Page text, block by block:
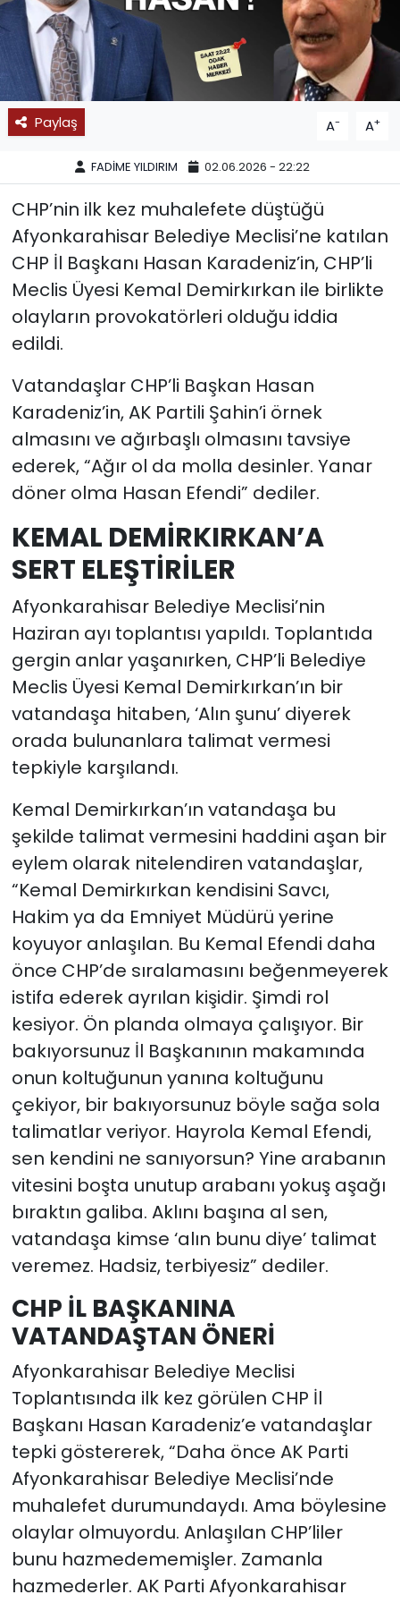
Paylaş A- A+
FADİME YILDIRIM 02.06.2026 - 22:22
CHP’nin ilk kez muhalefete düştüğü
Afyonkarahisar Belediye Meclisi’ne katılan
CHP İl Başkanı Hasan Karadeniz’in, CHP’li
Meclis Üyesi Kemal Demirkırkan ile birlikte
olayların provokatörleri olduğu iddia
edildi.
Vatandaşlar CHP’li Başkan Hasan
Karadeniz’in, AK Partili Şahin’i örnek
almasını ve ağırbaşlı olmasını tavsiye
ederek, “Ağır ol da molla desinler. Yanar
döner olma Hasan Efendi” dediler.
KEMAL DEMİRKIRKAN’A
SERT ELEŞTİRİLER
Afyonkarahisar Belediye Meclisi’nin
Haziran ayı toplantısı yapıldı. Toplantıda
gergin anlar yaşanırken, CHP’li Belediye
Meclis Üyesi Kemal Demirkırkan’ın bir
vatandaşa hitaben, ‘Alın şunu’ diyerek
orada bulunanlara talimat vermesi
tepkiyle karşılandı.
Kemal Demirkırkan’ın vatandaşa bu
şekilde talimat vermesini haddini aşan bir
eylem olarak nitelendiren vatandaşlar,
“Kemal Demirkırkan kendisini Savcı,
Hakim ya da Emniyet Müdürü yerine
koyuyor anlaşılan. Bu Kemal Efendi daha
önce CHP’de sıralamasını beğenmeyerek
istifa ederek ayrılan kişidir. Şimdi rol
kesiyor. Ön planda olmaya çalışıyor. Bir
bakıyorsunuz İl Başkanının makamında
onun koltuğunun yanına koltuğunu
çekiyor, bir bakıyorsunuz böyle sağa sola
talimatlar veriyor. Hayrola Kemal Efendi,
sen kendini ne sanıyorsun? Yine arabanın
vitesini boşta unutup arabanı yokuş aşağı
bıraktın galiba. Aklını başına al sen,
vatandaşa kimse ‘alın bunu diye’ talimat
veremez. Hadsiz, terbiyesiz” dediler.
CHP İL BAŞKANINA
VATANDAŞTAN ÖNERİ
Afyonkarahisar Belediye Meclisi
Toplantısında ilk kez görülen CHP İl
Başkanı Hasan Karadeniz’e vatandaşlar
tepki göstererek, “Daha önce AK Parti
Afyonkarahisar Belediye Meclisi’nde
muhalefet durumundaydı. Ama böylesine
olaylar olmuyordu. Anlaşılan CHP’liler
bunu hazmedememişler. Zamanla
hazmederler. AK Parti Afyonkarahisar
SPOR
11:11 MANŞET